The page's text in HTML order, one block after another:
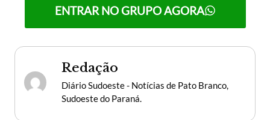
ENTRAR NO GRUPO AGORA
Redação
Diário Sudoeste - Notícias de Pato Branco,
Sudoeste do Paraná.